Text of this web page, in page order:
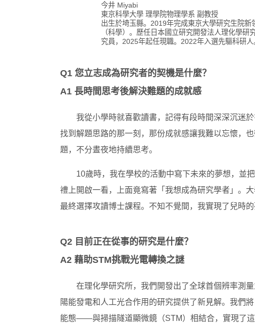
今井 Miyabi
東京科學大學 理學院物理學系 副教授
出生於埼玉縣。2019年完成東京大學研究生院
（科學）。歷任日本國立研究開發法人理化學
究員，2025年起任現職。2022年入選先驅科研人
Q1 您立志成為研究者的契機是什麼？
A1 長時間思考後解決難題的成就感
我從小學時就喜歡讀書，記得有段時間深深沉迷
找到解題思路的那一刻，那份成就感讓我難以忘懷，
題，不分晝夜地持續思考。
10歲時，我在學校的活動中寫下未來的夢想，並
禮上開啟一看，上面竟寫著「我想成為研究學者」。
最終選擇攻讀博士課程。不知不覺間，我實現了兒時的
Q2 目前正在從事的研究是什麼？
A2 藉助STM挑戰光電轉換之謎
在理化學研究所，我們開發出了全球首個辨率測
陽能發電和人工光合作用的研究提供了新見解。我
能態——與掃描隧道顯微鏡（STM）相結合，實現了這